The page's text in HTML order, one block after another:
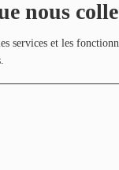
nous
services et les
les artistes
portés par des
ses commentaires
locale, deux